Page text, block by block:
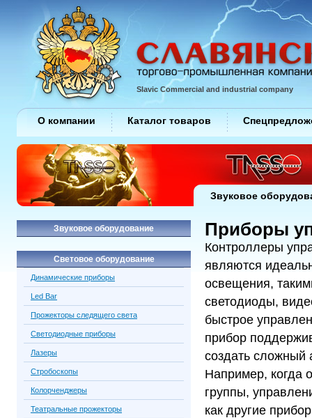
Приборы
Контроллеры
являются
освещения,
светодиоды,
быстрое
прибор
создать сложный
Например, когда
группы,
как другие
Звуковое оборудование
Световое оборудование
Динамические приборы
Led Bar
Прожекторы следящего света
Светодиодные приборы
Лазеры
Стробоскопы
Колорченджеры
Театральные прожекторы
Slavic Commercial and industrial company
О компании Каталог товаров
Звуковое